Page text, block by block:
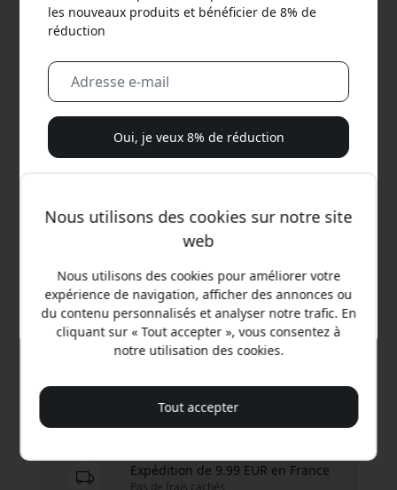
Prix conseillé
12.99 EUR
En stock - prêt à être expédié
Expédition de 9.99 EUR en France
Pas de frais cachés
Nous utilisons des cookies sur notre site
web
Nous utilisons des cookies pour améliorer votre
expérience de navigation, afficher des annonces ou
du contenu personnalisés et analyser notre trafic. En
cliquant sur « Tout accepter », vous consentez à
notre utilisation des cookies.
Tout accepter
les nouveaux produits et bénéficier de 8% de
réduction
Oui, je veux 8% de réduction
des e-mails marketing, des séries éducatives et des offres
Non, je préfère payer le prix fort.